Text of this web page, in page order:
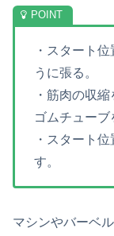
・スタート
うに張る。
・筋肉の収
ゴムチューブ
・スタート
す。
マシンやバーベ